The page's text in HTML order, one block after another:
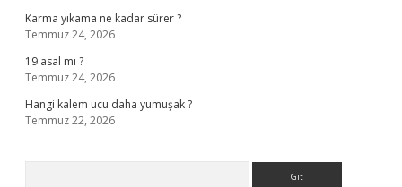
Karma yıkama ne kadar sürer ?
Temmuz 24, 2026
19 asal mı ?
Temmuz 24, 2026
Hangi kalem ucu daha yumuşak ?
Temmuz 22, 2026